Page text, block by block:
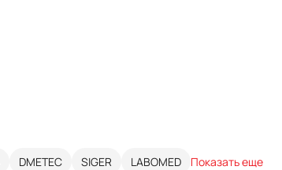
DMETEC SIGER LABOMED Показать еще